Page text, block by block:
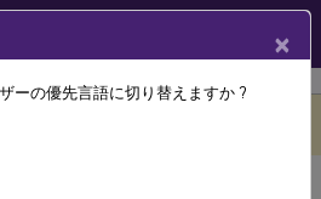
Recording 2106
の再生と再生データ
無効にする
×
ーの優先言語に切り替えますか ?